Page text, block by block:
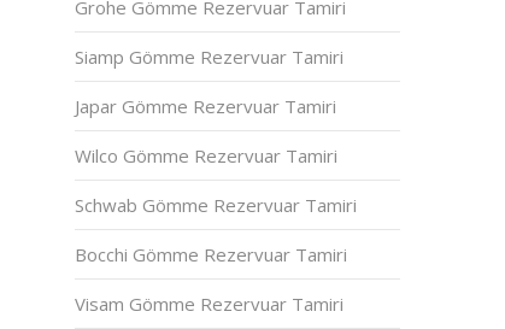
Grohe Gömme Rezervuar Tamiri
Siamp Gömme Rezervuar Tamiri
Japar Gömme Rezervuar Tamiri
Wilco Gömme Rezervuar Tamiri
Schwab Gömme Rezervuar Tamiri
Bocchi Gömme Rezervuar Tamiri
Visam Gömme Rezervuar Tamiri